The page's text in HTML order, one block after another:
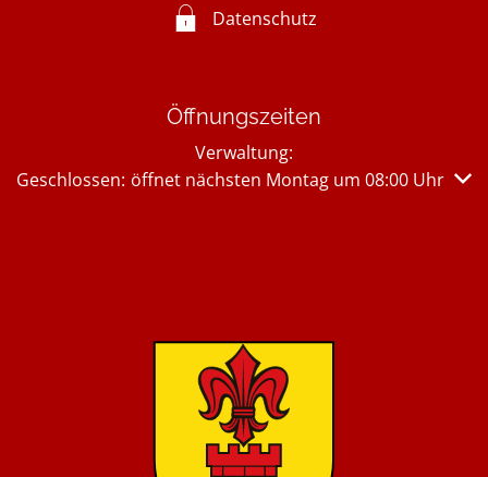
Datenschutz
Öffnungszeiten
Verwaltung:
Klicken, um weitere Öffnungs- oder Schließzeiten
Geschlossen: öffnet nächsten Montag um 08:00 Uhr